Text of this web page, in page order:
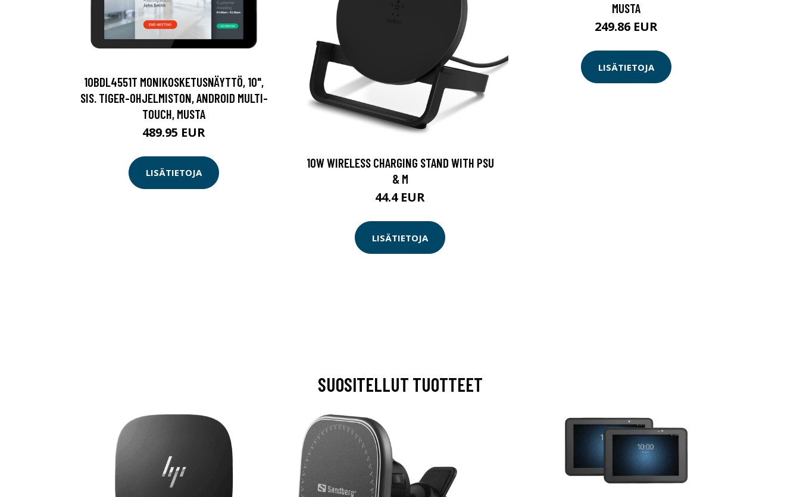
10BDL4551T MONIKOSKETUSNÄYTTÖ, 10",
SIS. TIGER-OHJELMISTON, ANDROID MULTI-
TOUCH, MUSTA
489.95 EUR
LISÄTIETOJA
10W WIRELESS CHARGING STAND WITH PSU
& M
44.4 EUR
LISÄTIETOJA
MUSTA
249.86 EUR
LISÄTIETOJA
SUOSITELLUT TUOTTEET